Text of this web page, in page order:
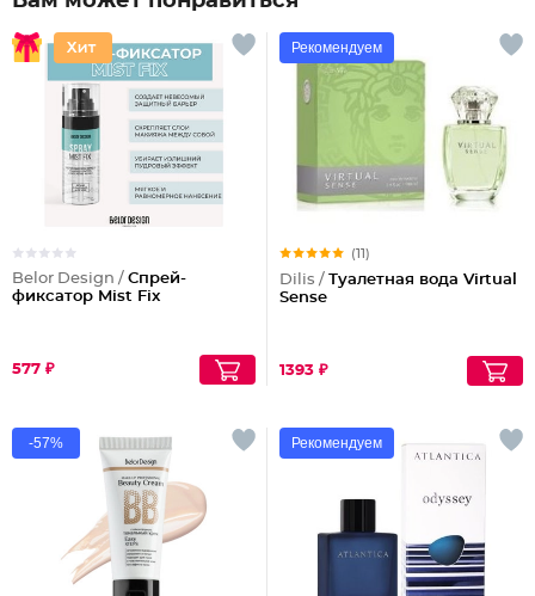
Belor Design / Спрей-
фиксатор Mist Fix
577 ₽
Рекомендуем
(11)
Dilis / Туалетная вода Virtual
Sense
1393 ₽
-57% Рекомендуем